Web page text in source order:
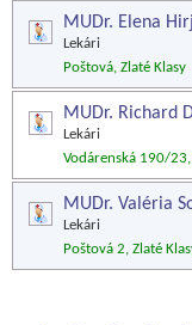
MUDr. Elena
Lekári
Poštová, Zlaté Klasy
MUDr. Richard
Lekári
Vodárenská 190/23,
MUDr. Valéria
Lekári
Poštová 2, Zlaté